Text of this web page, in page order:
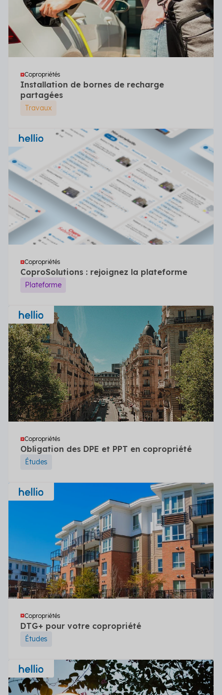
Copropriétés
Installation de bornes de recharge
partagées
Travaux
Copropriétés
CoproSolutions : rejoignez la plateforme
Plateforme
Copropriétés
Obligation des DPE et PPT en copropriété
Études
Copropriétés
DTG+ pour votre copropriété
Études